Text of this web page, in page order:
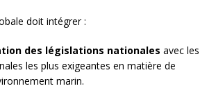
doit intégrer :
des législations nationales avec les
les plus exigeantes en matière de
marin.